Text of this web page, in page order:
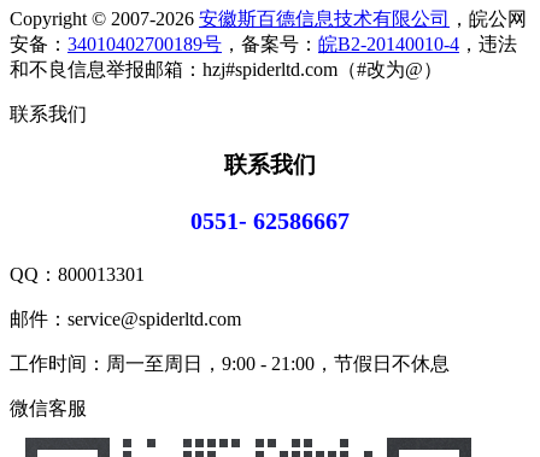
Copyright © 2007-2026 安徽斯百德信息技术有限公司
，皖公网
安备： 34010402700189号 ，备案号： 皖B2-20140010-4 ，违法
和不良信息举报邮箱：hzj#spiderltd.com（#改为@）
联系我们
联系我们
0551- 62586667
QQ： 800013301
邮件：service@spiderltd.com
工作时间：周一至周日，9:00 - 21:00，节假日不休息
微信客服